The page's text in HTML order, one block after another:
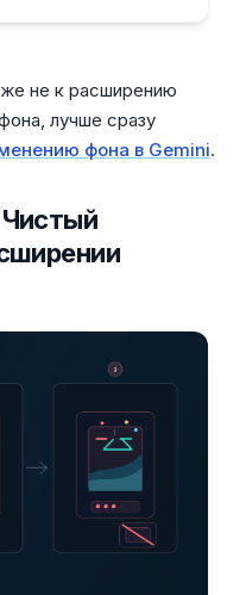
не к расширению
лучше сразу
фона в Gemini.